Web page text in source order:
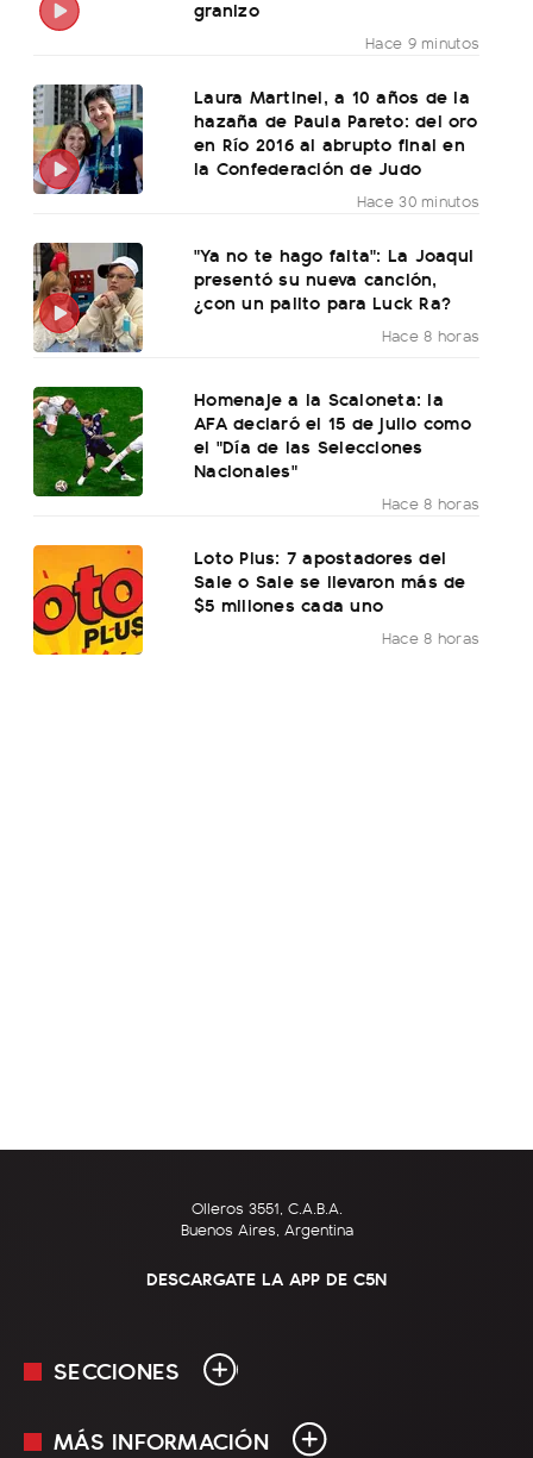
granizo
Hace 9 minutos
Laura Martinel, a 10 años de la
hazaña de Paula Pareto: del oro
en Río 2016 al abrupto final en
la Confederación de Judo
Hace 30 minutos
"Ya no te hago falta": La Joaqui
presentó su nueva canción,
¿con un palito para Luck Ra?
Hace 8 horas
Homenaje a la Scaloneta: la
AFA declaró el 15 de julio como
el "Día de las Selecciones
Nacionales"
Hace 8 horas
Loto Plus: 7 apostadores del
Sale o Sale se llevaron más de
$5 millones cada uno
Hace 8 horas
Olleros 3551, C.A.B.A.
Buenos Aires, Argentina
DESCARGATE LA APP DE C5N
SECCIONES
En Vivo
MÁS INFORMACIÓN